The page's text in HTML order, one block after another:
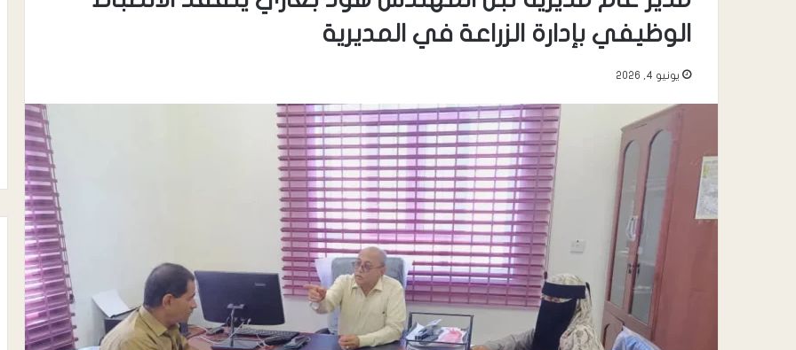
الوظيفي بإدارة الزراعة في المديرية
يونيو 4, 2026
ردفان تشهد عصياناً مدنياً جزئياً ناجحاً
وتجاوباً شعبياً واسعاً
الصحفي خلدون البرحي عقب تعرضه